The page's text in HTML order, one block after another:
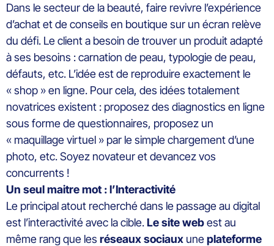
Dans le secteur de la beauté, faire revivre l’expérience
d’achat et de conseils en boutique sur un écran relève
du défi. Le client a besoin de trouver un produit adapté
à ses besoins : carnation de peau, typologie de peau,
défauts, etc. L’idée est de reproduire exactement le
« shop » en ligne. Pour cela, des idées totalement
novatrices existent : proposez des diagnostics en ligne
sous forme de questionnaires, proposez un
« maquillage virtuel » par le simple chargement d’une
photo, etc. Soyez novateur et devancez vos
concurrents !
Un seul maitre mot : l’Interactivité
Le principal atout recherché dans le passage au digital
est l’interactivité avec la cible.Le site webest au
même rang que les réseaux sociaux uneplateforme